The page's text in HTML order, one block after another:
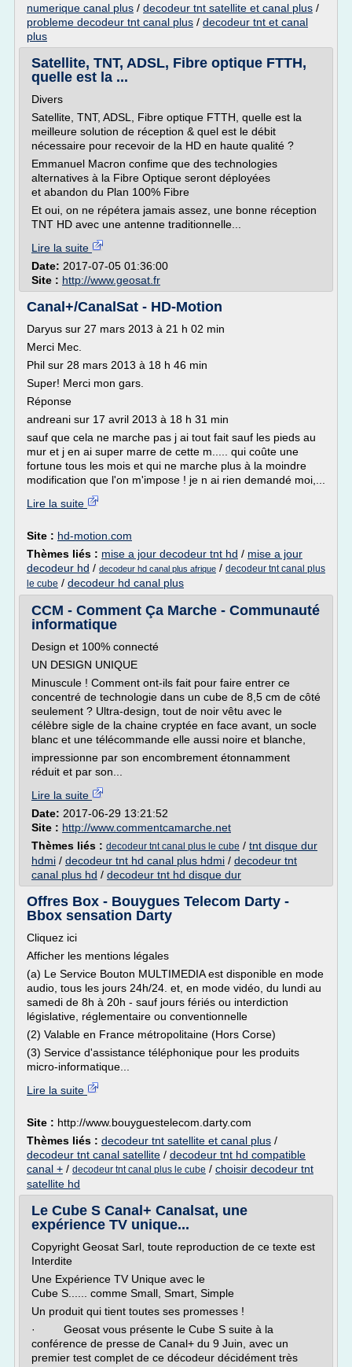
numerique canal plus / decodeur tnt satellite et canal plus /
probleme decodeur tnt canal plus / decodeur tnt et canal
plus
Satellite, TNT, ADSL, Fibre optique FTTH,
quelle est la ...
Divers
Satellite, TNT, ADSL, Fibre optique FTTH, quelle est la
meilleure solution de réception & quel est le débit
nécessaire pour recevoir de la HD en haute qualité ?
Emmanuel Macron confime que des technologies
alternatives à la Fibre Optique seront déployées
et abandon du Plan 100% Fibre
Et oui, on ne répétera jamais assez, une bonne réception
TNT HD avec une antenne traditionnelle...
Lire la suite
Date: 2017-07-05 01:36:00
Site : http://www.geosat.fr
Canal+/CanalSat - HD-Motion
Daryus sur 27 mars 2013 à 21 h 02 min
Merci Mec.
Phil sur 28 mars 2013 à 18 h 46 min
Super! Merci mon gars.
Réponse
andreani sur 17 avril 2013 à 18 h 31 min
sauf que cela ne marche pas j ai tout fait sauf les pieds au
mur et j en ai super marre de cette m..... qui coûte une
fortune tous les mois et qui ne marche plus à la moindre
modification que l'on m'impose ! je n ai rien demandé moi,...
Lire la suite
Site : hd-motion.com
Thèmes liés : mise a jour decodeur tnt hd / mise a jour
decodeur hd / decodeur hd canal plus afrique / decodeur tnt canal plus
le cube / decodeur hd canal plus
CCM - Comment Ça Marche - Communauté
informatique
Design et 100% connecté
UN DESIGN UNIQUE
Minuscule ! Comment ont-ils fait pour faire entrer ce
concentré de technologie dans un cube de 8,5 cm de côté
seulement ? Ultra-design, tout de noir vêtu avec le
célèbre sigle de la chaine cryptée en face avant, un socle
blanc et une télécommande elle aussi noire et blanche,
impressionne par son encombrement étonnamment
réduit et par son...
Lire la suite
Date: 2017-06-29 13:21:52
Site : http://www.commentcamarche.net
Thèmes liés : decodeur tnt canal plus le cube / tnt disque dur
hdmi / decodeur tnt hd canal plus hdmi / decodeur tnt
canal plus hd / decodeur tnt hd disque dur
Offres Box - Bouygues Telecom Darty -
Bbox sensation Darty
Cliquez ici
Afficher les mentions légales
(a) Le Service Bouton MULTIMEDIA est disponible en mode
audio, tous les jours 24h/24. et, en mode vidéo, du lundi au
samedi de 8h à 20h - sauf jours fériés ou interdiction
législative, réglementaire ou conventionnelle
(2) Valable en France métropolitaine (Hors Corse)
(3) Service d'assistance téléphonique pour les produits
micro-informatique...
Lire la suite
Site : http://www.bouyguestelecom.darty.com
Thèmes liés : decodeur tnt satellite et canal plus /
decodeur tnt canal satellite / decodeur tnt hd compatible
canal + / decodeur tnt canal plus le cube / choisir decodeur tnt
satellite hd
Le Cube S Canal+ Canalsat, une
expérience TV unique...
Copyright Geosat Sarl, toute reproduction de ce texte est
Interdite
Une Expérience TV Unique avec le
Cube S...... comme Small, Smart, Simple
Un produit qui tient toutes ses promesses !
· Geosat vous présente le Cube S suite à la
conférence de presse de Canal+ du 9 Juin, avec un
premier test complet de ce décodeur décidément très